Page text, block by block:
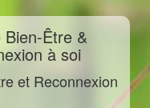
Bien-Être &
à soi
et Reconnexion